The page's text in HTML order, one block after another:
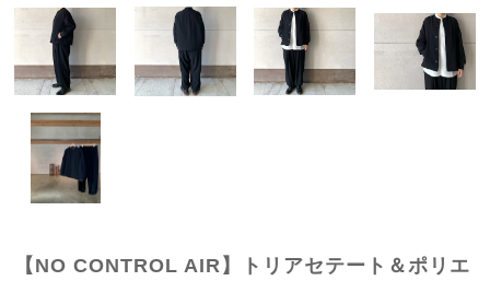
【NO CONTROL AIR】トリアセテート＆ポリエ